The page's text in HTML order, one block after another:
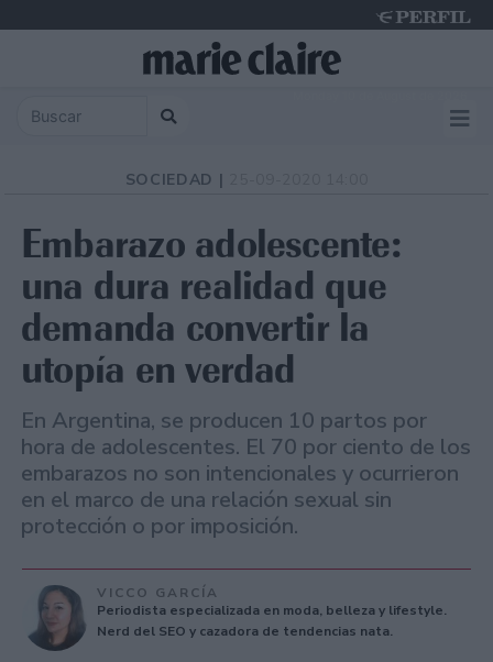
SOCIEDAD |
Embarazo adolescente:
una dura realidad que
demanda convertir la
utopía en verdad
En Argentina, se producen 10 partos por
hora de adolescentes. El 70 por ciento de los
embarazos no son intencionales y ocurrieron
en el marco de una relación sexual sin
protección o por imposición.
VICCO GARCÍA
Periodista especializada en moda, belleza y lifestyle.
Nerd del SEO y cazadora de tendencias nata.